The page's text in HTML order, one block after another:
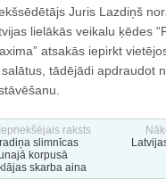
Juris Lazdiņš
lielākās veikalu ķēdes
atsakās iepirkt
salātus, tādējādi apdraudot
raksts
slimnīcas
korpusā
skarba aina